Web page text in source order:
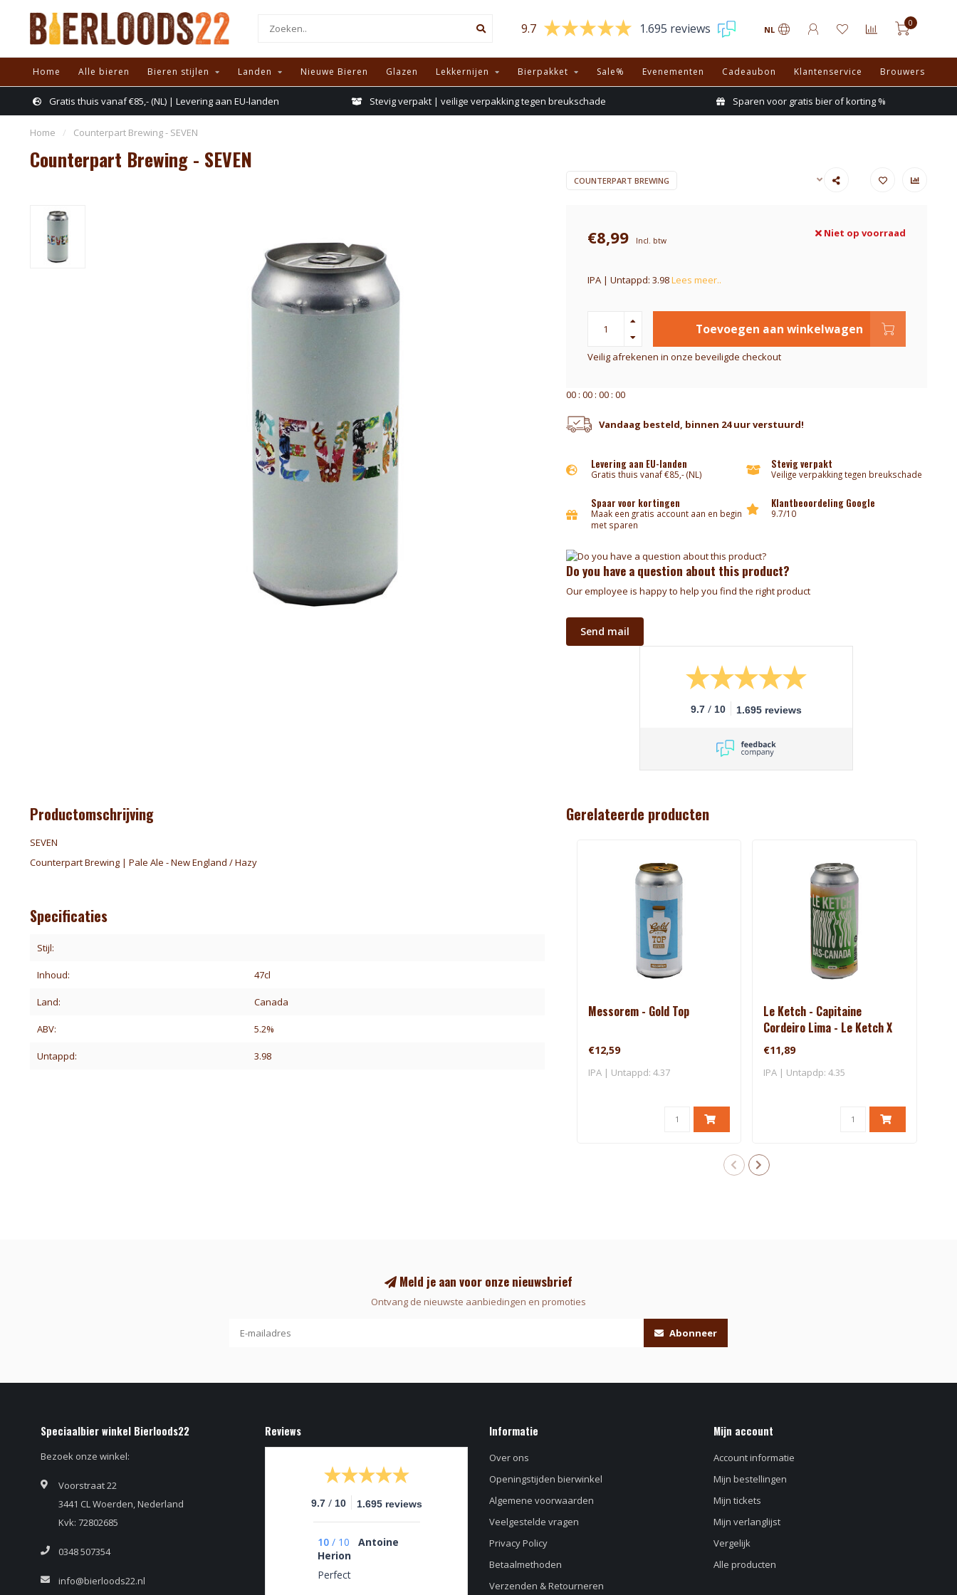
9.7 1.695 reviews NL
0
Home Alle bieren Bieren stijlen Landen Nieuwe Bieren Glazen Lekkernijen Bierpakket Sale% Evenementen Cadeaubon Klantenservice Brouwers
Gratis thuis vanaf €85,- (NL) | Levering aan EU-landen Stevig verpakt | veilige verpakking tegen breukschade Sparen voor gratis bier of korting %
Home / Counterpart Brewing - SEVEN
Counterpart Brewing - SEVEN
COUNTERPART BREWING
€8,99 Incl. btw
Niet op voorraad
IPA | Untappd: 3.98Lees meer..
Toevoegen aan winkelwagen
Veilig afrekenen in onze beveiligde checkout
00: 00: 00: 00
Vandaag besteld, binnen 24 uur verstuurd!
Levering aan EU-landen
Gratis thuis vanaf €85,- (NL)
Stevig verpakt
Veilige verpakking tegen breukschade
Spaar voor kortingen
Maak een gratis account aan en begin
met sparen
Klantbeoordeling Google
9.7/10
Do you have a question about this product?
Our employee is happy to help you find the right product
Send mail
9.7 / 10 1.695 reviews
Productomschrijving
SEVEN
Counterpart Brewing | Pale Ale - New England / Hazy
Specificaties
Stijl:
Inhoud: 47cl
Land: Canada
ABV: 5.2%
Untappd: 3.98
Gerelateerde producten
Messorem - Gold Top
€12,59
IPA | Untappd: 4.37
Le Ketch - Capitaine
Cordeiro Lima - Le Ketch X
Brasserie Du Bas-Canada
€11,89
IPA | Untapdp: 4.35
Meld je aan voor onze nieuwsbrief
Ontvang de nieuwste aanbiedingen en promoties
Abonneer
Speciaalbier winkel Bierloods22
Bezoek onze winkel:
Voorstraat 22
3441 CL Woerden, Nederland
Kvk: 72802685
0348 507354
info@bierloods22.nl
Reviews
9.7 / 10 1.695 reviews
10 / 10
Antoine
Herion
Perfect
Informatie
Over ons
Openingstijden bierwinkel
Algemene voorwaarden
Veelgestelde vragen
Privacy Policy
Betaalmethoden
Verzenden & Retourneren
Mijn account
Account informatie
Mijn bestellingen
Mijn tickets
Mijn verlanglijst
Vergelijk
Alle producten